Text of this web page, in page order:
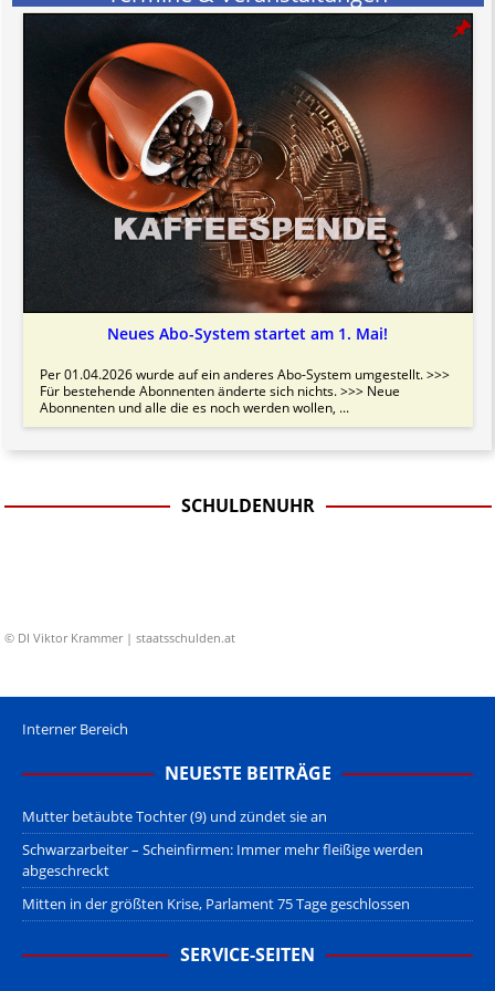
Neues Abo-System startet am 1. Mai!
Per 01.04.2026 wurde auf ein anderes Abo-System umgestellt. >>>
Für bestehende Abonnenten änderte sich nichts. >>> Neue
Abonnenten und alle die es noch werden wollen, ...
SCHULDENUHR
© DI Viktor Krammer | staatsschulden.at
Interner Bereich
NEUESTE BEITRÄGE
Mutter betäubte Tochter (9) und zündet sie an
Schwarzarbeiter – Scheinfirmen: Immer mehr fleißige werden
abgeschreckt
Mitten in der größten Krise, Parlament 75 Tage geschlossen
SERVICE-SEITEN